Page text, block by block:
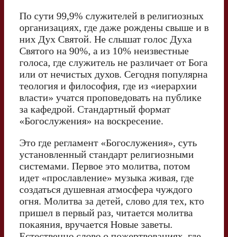
По сути 99,9% служителей в религиозных
организациях, где даже рождены свыше и в
них Дух Святой. Не слышат голос Духа
Святого на 90%, а из 10% неизвестные
голоса, где служитель не различает от Бога
или от нечистых духов. Сегодня популярна
теология и философия, где из «иерархии
власти» учатся проповедовать на публике
за кафедрой. Стандартный формат
«Богослужения» на воскресение.
Это где регламент «Богослужения», суть
установленный стандарт религиозными
системами. Первое это молитва, потом
идет «прославление» музыка живая, где
создаться душевная атмосфера чуждого
огня. Молитва за детей, слово для тех, кто
пришел в первый раз, читается молитва
покаяния, вручается Новые заветы.